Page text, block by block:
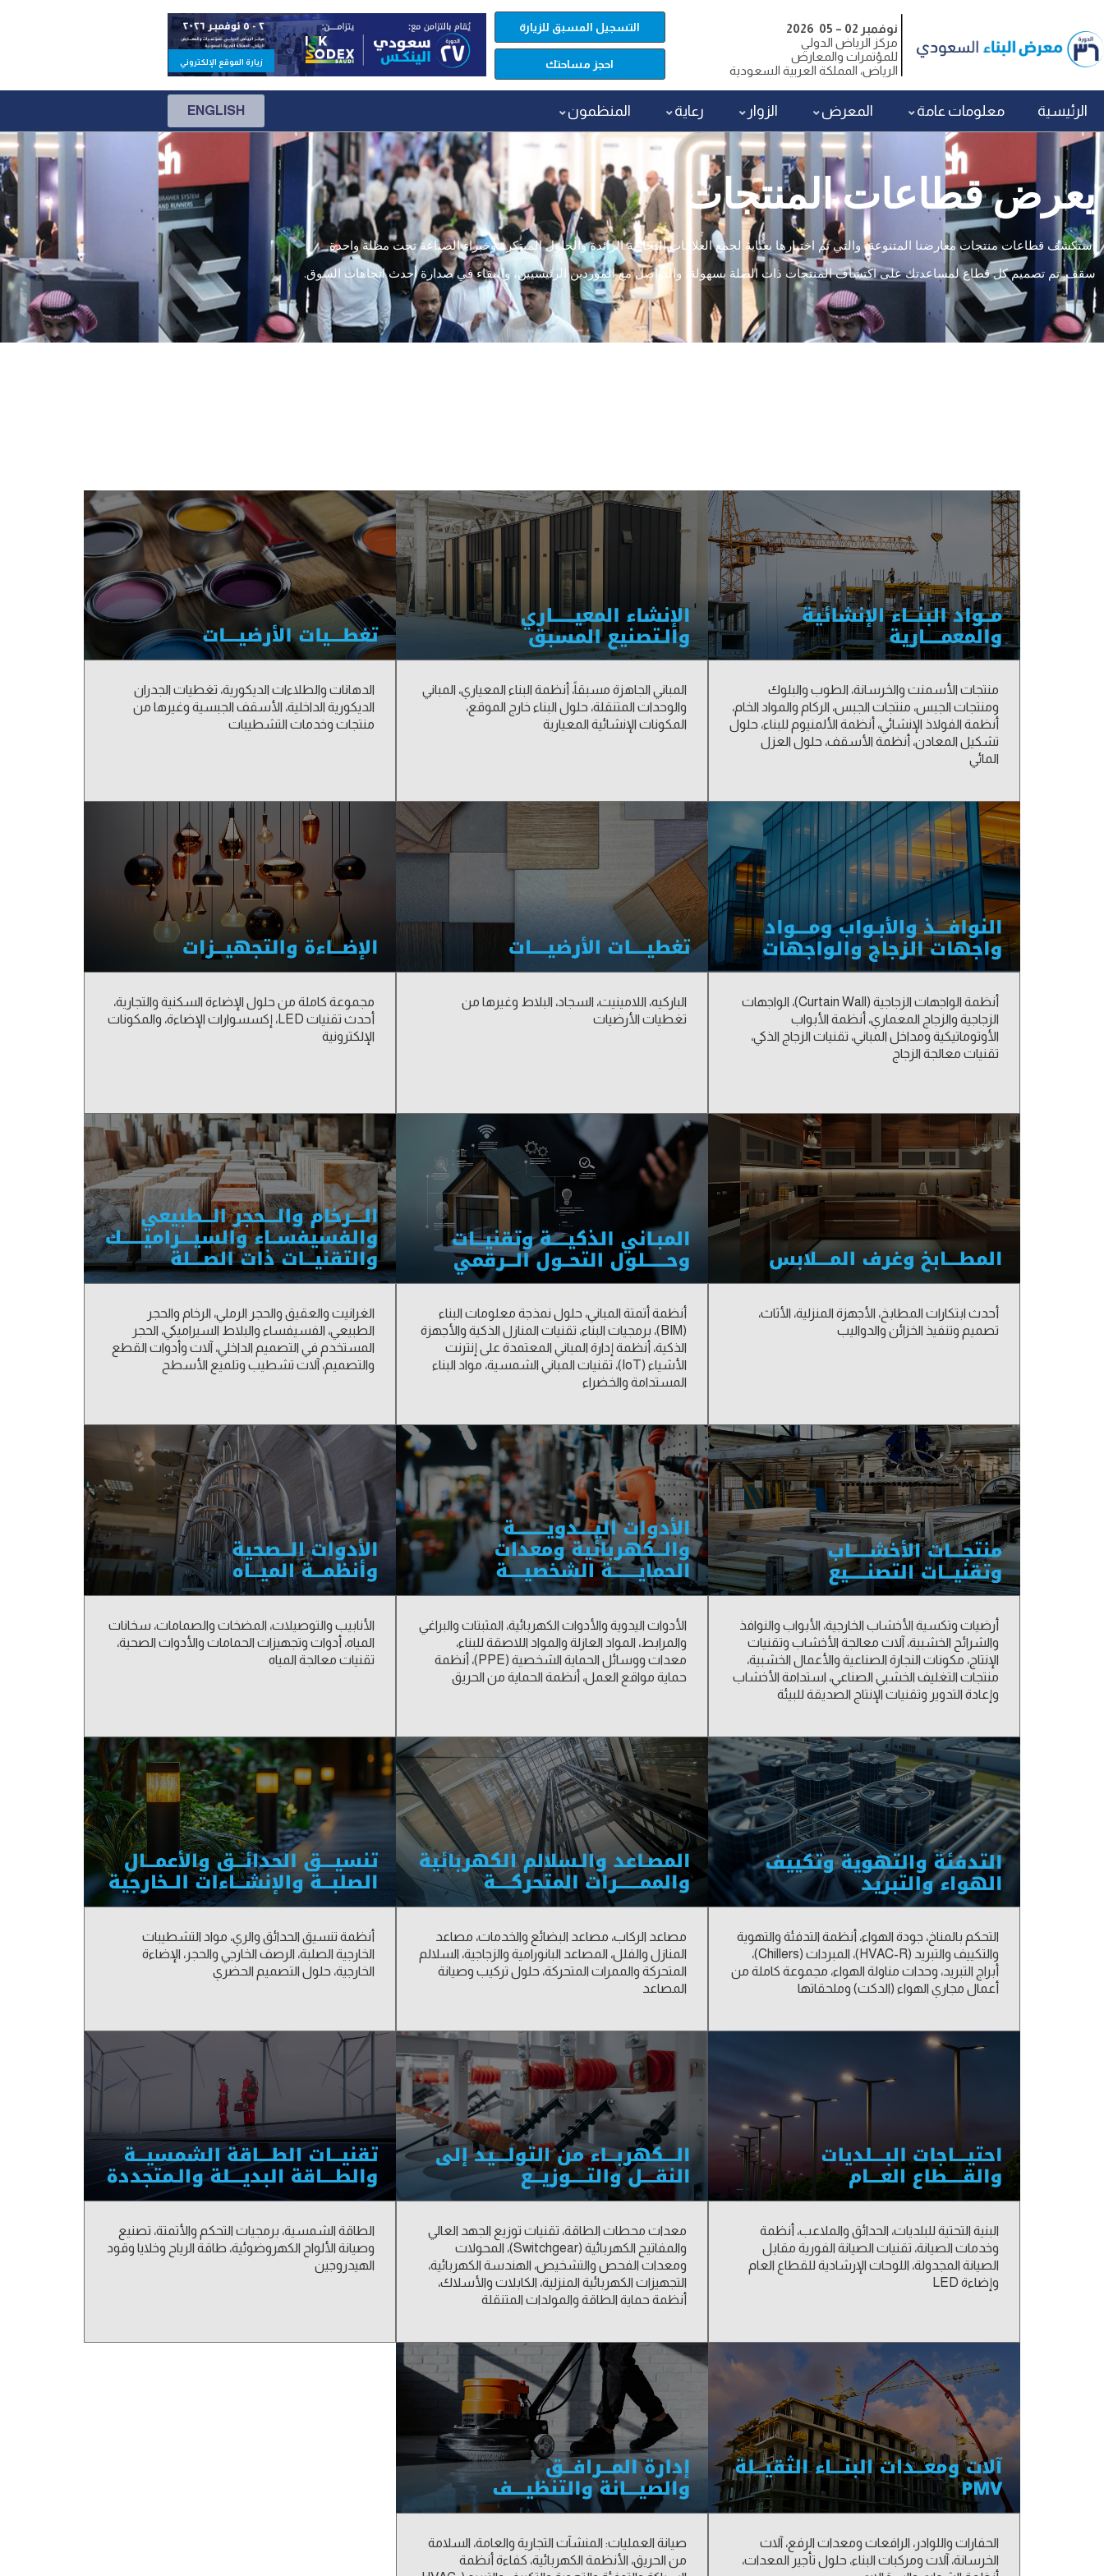
نوفمبر 02 – 05 2026
مركز الرياض الدولي
للمؤتمرات والمعارض
الرياض، المملكة العربية السعودية
التسجيل المسبق للزيارة
احجز مساحتك زيارة الموقع الإلكتروني
الرئيسية معلومات عامة المعرض الزوار رعاية المنظمون ENGLISH
يعرض قطاعات المنتجات
استكشف قطاعات منتجات معارضنا المتنوعة، والتي تم اختيارها بعناية لجمع العلامات التجارية الرائدة والحلول المبتكرة وخبراء الصناعة تحت مظلة واحدة
سقف. تم تصميم كل قطاع لمساعدتك على اكتشاف المنتجات ذات الصلة بسهولة، والتواصل مع الموردين الرئيسيين، والبقاء في صدارة أحدث اتجاهات السوق.
منتجات الأسمنت والخرسانة، الطوب والبلوك
ومنتجات الجبس، منتجات الجبس، الركام والمواد الخام،
أنظمة الفولاذ الإنشائي، أنظمة الألمنيوم للبناء، حلول
تشكيل المعادن، أنظمة الأسقف، حلول العزل
المائي
المباني الجاهزة مسبقاً، أنظمة البناء المعياري، المباني
والوحدات المتنقلة، حلول البناء خارج الموقع،
المكونات الإنشائية المعيارية
الدهانات والطلاءات الديكورية، تغطيات الجدران
الديكورية الداخلية، الأسقف الجبسية وغيرها من
منتجات وخدمات التشطيبات
أنظمة الواجهات الزجاجية (Curtain Wall)، الواجهات
الزجاجية والزجاج المعماري، أنظمة الأبواب
الأوتوماتيكية ومداخل المباني، تقنيات الزجاج الذكي،
تقنيات معالجة الزجاج
الباركيه، اللامينيت، السجاد، البلاط وغيرها من
تغطيات الأرضيات
مجموعة كاملة من حلول الإضاءة السكنية والتجارية،
أحدث تقنيات LED، إكسسوارات الإضاءة، والمكونات
الإلكترونية
أحدث ابتكارات المطابخ، الأجهزة المنزلية، الأثاث،
تصميم وتنفيذ الخزائن والدواليب
أنظمة أتمتة المباني، حلول نمذجة معلومات البناء
(BIM)، برمجيات البناء، تقنيات المنازل الذكية والأجهزة
الذكية، أنظمة إدارة المباني المعتمدة على إنترنت
الأشياء (IoT)، تقنيات المباني الشمسية، مواد البناء
المستدامة والخضراء
الغرانيت والعقيق والحجر الرملي، الرخام والحجر
الطبيعي، الفسيفساء والبلاط السيراميكي، الحجر
المستخدم في التصميم الداخلي، آلات وأدوات القطع
والتصميم، آلات تشطيب وتلميع الأسطح
أرضيات وتكسية الأخشاب الخارجية، الأبواب والنوافذ
والشرائح الخشبية، آلات معالجة الأخشاب وتقنيات
الإنتاج، مكونات النجارة الصناعية والأعمال الخشبية،
منتجات التغليف الخشبي الصناعي، استدامة الأخشاب
وإعادة التدوير وتقنيات الإنتاج الصديقة للبيئة
الأدوات اليدوية والأدوات الكهربائية، المثبتات والبراغي
والمرابط، المواد العازلة والمواد اللاصقة للبناء،
معدات ووسائل الحماية الشخصية (PPE)، أنظمة
حماية مواقع العمل، أنظمة الحماية من الحريق
الأنابيب والتوصيلات، المضخات والصمامات، سخانات
المياه، أدوات وتجهيزات الحمامات والأدوات الصحية،
تقنيات معالجة المياه
التحكم بالمناخ، جودة الهواء، أنظمة التدفئة والتهوية
والتكييف والتبريد (HVAC-R)، المبردات (Chillers)،
أبراج التبريد، وحدات مناولة الهواء، مجموعة كاملة من
أعمال مجاري الهواء (الدكت) وملحقاتها
مصاعد الركاب، مصاعد البضائع والخدمات، مصاعد
المنازل والفلل، المصاعد البانورامية والزجاجية، السلالم
المتحركة والممرات المتحركة، حلول تركيب وصيانة
المصاعد
أنظمة تنسيق الحدائق والري، مواد التشطيبات
الخارجية الصلبة، الرصف الخارجي والحجر، الإضاءة
الخارجية، حلول التصميم الحضري
البنية التحتية للبلديات، الحدائق والملاعب، أنظمة
وخدمات الصيانة، تقنيات الصيانة الفورية مقابل
الصيانة المجدولة، اللوحات الإرشادية للقطاع العام
وإضاءة LED
معدات محطات الطاقة، تقنيات توزيع الجهد العالي
والمفاتيح الكهربائية (Switchgear)، المحولات
ومعدات الفحص والتشخيص، الهندسة الكهربائية،
التجهيزات الكهربائية المنزلية، الكابلات والأسلاك،
أنظمة حماية الطاقة والمولدات المتنقلة
الطاقة الشمسية، برمجيات التحكم والأتمتة، تصنيع
وصيانة الألواح الكهروضوئية، طاقة الرياح وخلايا وقود
الهيدروجين
الحفارات واللوادر، الرافعات ومعدات الرفع، آلات
الخرسانة، آلات ومركبات البناء، حلول تأجير المعدات،
صيانة العمليات: المنشآت التجارية والعامة، السلامة
من الحريق، الأنظمة الكهربائية، كفاءة أنظمة